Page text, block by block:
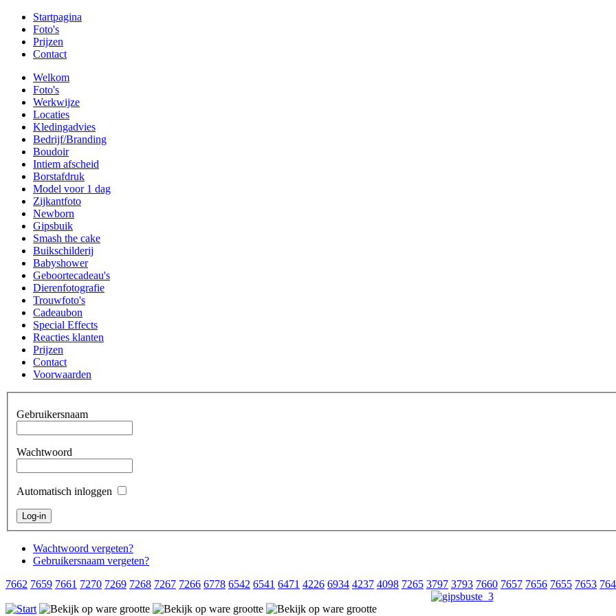
Startpagina
Foto's
Prijzen
Contact
Welkom
Foto's
Werkwijze
Locaties
Kledingadvies
Bedrijf/Branding
Boudoir
Intiem afscheid
Borstafdruk
Model voor 1 dag
Zijkantfoto
Newborn
Gipsbuik
Smash the cake
Buikschilderij
Babyshower
Geboortecadeau's
Dierenfotografie
Trouwfoto's
Cadeaubon
Special Effects
Reacties klanten
Prijzen
Contact
Voorwaarden
Gebruikersnaam
Wachtwoord
Automatisch inloggen
Wachtwoord vergeten?
Gebruikersnaam vergeten?
7662 7659 7661 7270 7269 7268 7267 7266 6778 6542 6541 6471 4226 6934 4237 4098 7265 3797 3793 7660 7657 7656 7655 7653